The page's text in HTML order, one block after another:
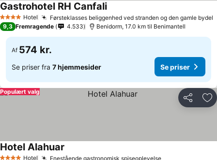
4 StjernerHotel Førsteklasses beliggenhed ved stranden og den gamle bydel
Gastrohotel RH CanfaliSe priser
9,3 Fremragende 4.533 Benidorm, 17.0 km til Benimantell
Af 574 kr.
Se priser fra 7 hjemmesider Se priser
Del
Populært valg
Hotel Enestående gastronomisk spiseoplevelse
Hotel Alahuar